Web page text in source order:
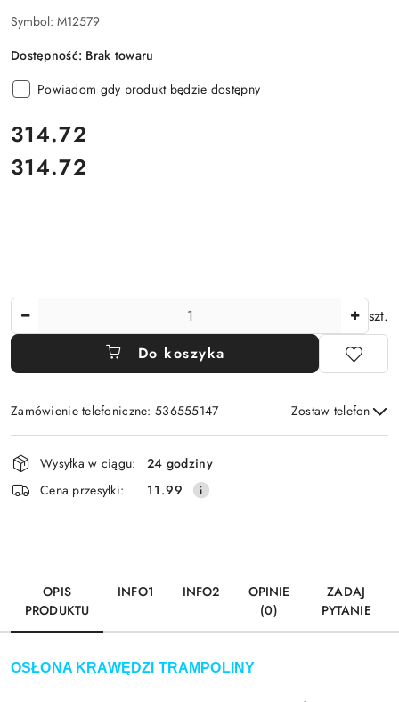
Symbol: M12579
Dostępność: Brak towaru
Powiadom gdy produkt będzie dostępny
cena:
314.72
Cena:
314.72
szt.
Do koszyka
Zamówienie telefoniczne: 536555147 Zostaw telefon
Wyślij
Dostępność
i
dostawa
Wysyłka w ciągu:
24 godziny
Cena przesyłki:
11.99
OPIS
PRODUKTU
INFO1 INFO2
OPINIE
(0)
ZADAJ
PYTANIE
OSŁONA KRAWĘDZI TRAMPOLINY